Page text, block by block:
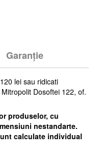
Garanție
lei sau ridicati
Dosoftei 122, of.
produselor, cu
nestandarte.
calculate individual